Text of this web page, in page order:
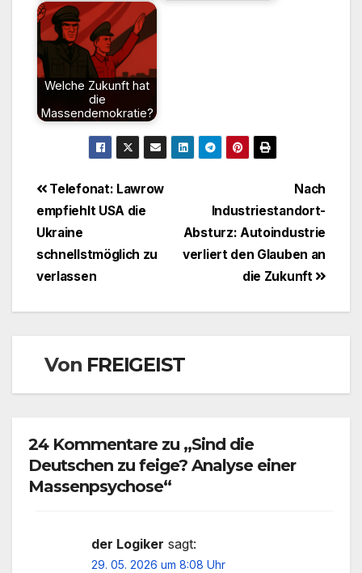
Welche Zukunft hat
die
Massendemokratie?
Beitragsnavigation
Nach
Industriestandort-
Absturz: Autoindustrie
verliert den Glauben an
die Zukunft
Telefonat: Lawrow
empfiehlt USA die
Ukraine
schnellstmöglich zu
verlassen
Von FREIGEIST
24 Kommentare zu „Sind die
Deutschen zu feige? Analyse einer
Massenpsychose“
der Logiker sagt:
29. 05. 2026 um 8:08 Uhr